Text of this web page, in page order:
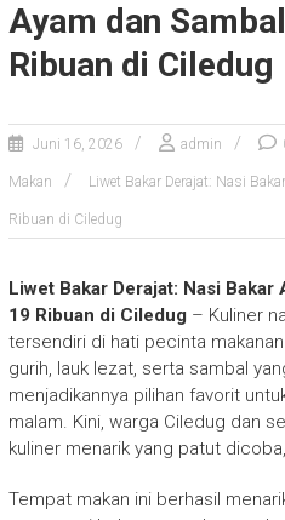
Ayam dan
Ribuan di Ciledug
Juni 16, 2026 admin
Makan Liwet Bakar Derajat: Nasi
Ribuan di Ciledug
Liwet Bakar Derajat: Nasi Bakar
19 Ribuan di Ciledug – Kuliner
tersendiri di hati pecinta
gurih, lauk lezat, serta sambal
menjadikannya pilihan favorit
malam. Kini, warga Ciledug dan
kuliner menarik yang patut
Tempat makan ini berhasil